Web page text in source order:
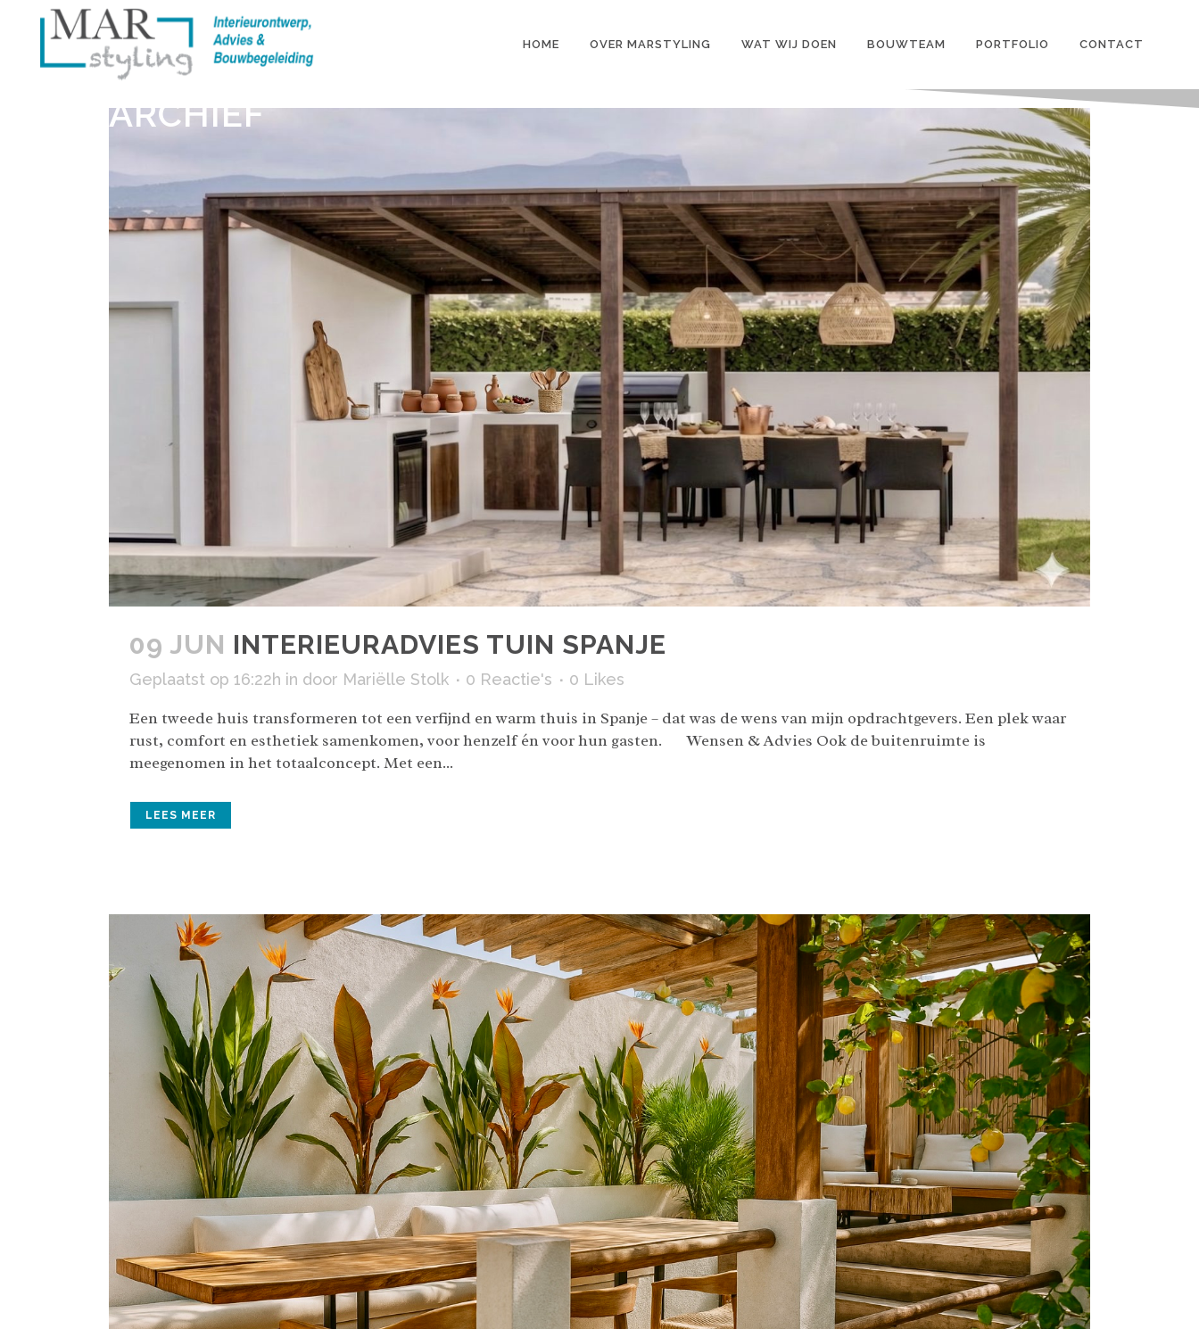
HOME OVER MARSTYLING WAT WIJ DOEN BOUWTEAM PORTFOLIO CONTACT
ARCHIEF
09 JUN INTERIEURADVIES TUIN SPANJE
Geplaatst op 16:22h in door Mariëlle Stolk 0 Reactie's 0 Likes
Een tweede huis transformeren tot een verfijnd en warm thuis in Spanje – dat was de wens van mijn opdrachtgevers. Een plek waar
rust, comfort en esthetiek samenkomen, voor henzelf én voor hun gasten. Wensen & Advies Ook de buitenruimte is
meegenomen in het totaalconcept. Met een...
LEES MEER